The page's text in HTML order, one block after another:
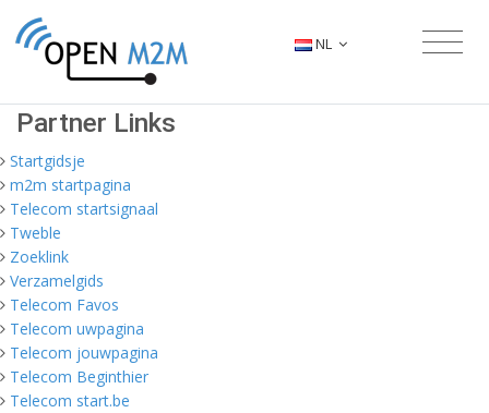
NL
Partner Links
Startgidsje
m2m startpagina
Telecom startsignaal
Tweble
Zoeklink
Verzamelgids
Telecom Favos
Telecom uwpagina
Telecom jouwpagina
Telecom Beginthier
Telecom start.be